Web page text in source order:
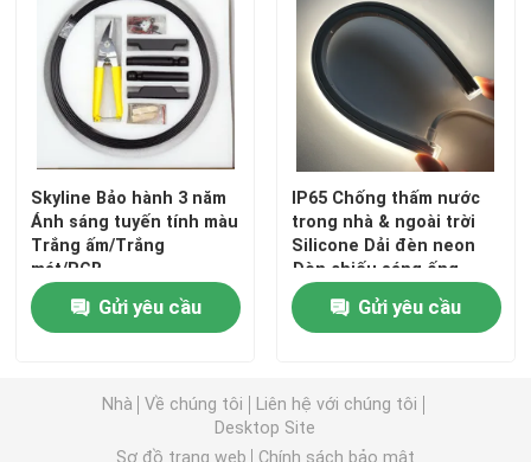
Nhà
Skyline Bảo hành 3 năm
Ánh sáng tuyến tính màu
Trắng ấm/Trắng
mát/RGB
Gửi yêu cầu
IP65 Chống thấm nước
trong nhà & ngoài trời
Silicone Dải đèn neon
Đèn chiếu sáng ống
12X20MM
Gửi yêu cầu
Nhà Về chúng tôi
Liên hệ với chúng tôi
Desktop Site
Sơ đồ trang web
Chính sách bảo mật